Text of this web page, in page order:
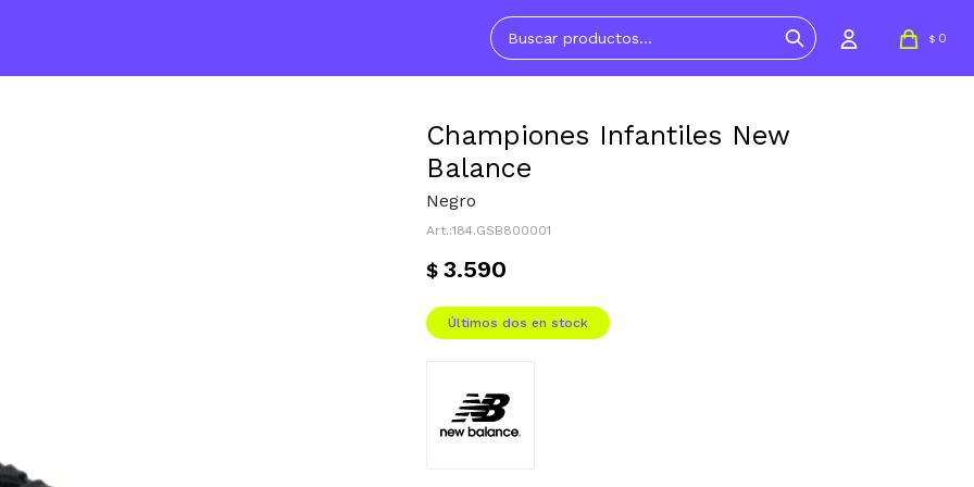
$ 0
Championes Infantiles New
Balance
Negro
184.GSB800001
$ 3.590
Últimos dos en stock